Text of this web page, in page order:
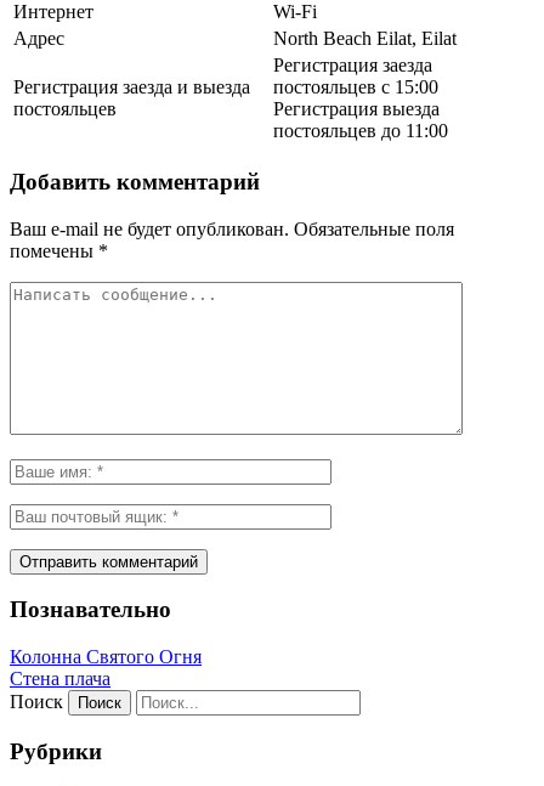
Интернет
Wi-Fi
Адрес
North Beach Eilat, Eilat
Регистрация заезда и выезда
постояльцев
Регистрация заезда
постояльцев с 15:00
Регистрация выезда
постояльцев до 11:00
Добавить комментарий
Ваш e-mail не будет опубликован. Обязательные поля
помечены *
Познавательно
Колонна Святого Огня
Стена плача
Поиск
Рубрики